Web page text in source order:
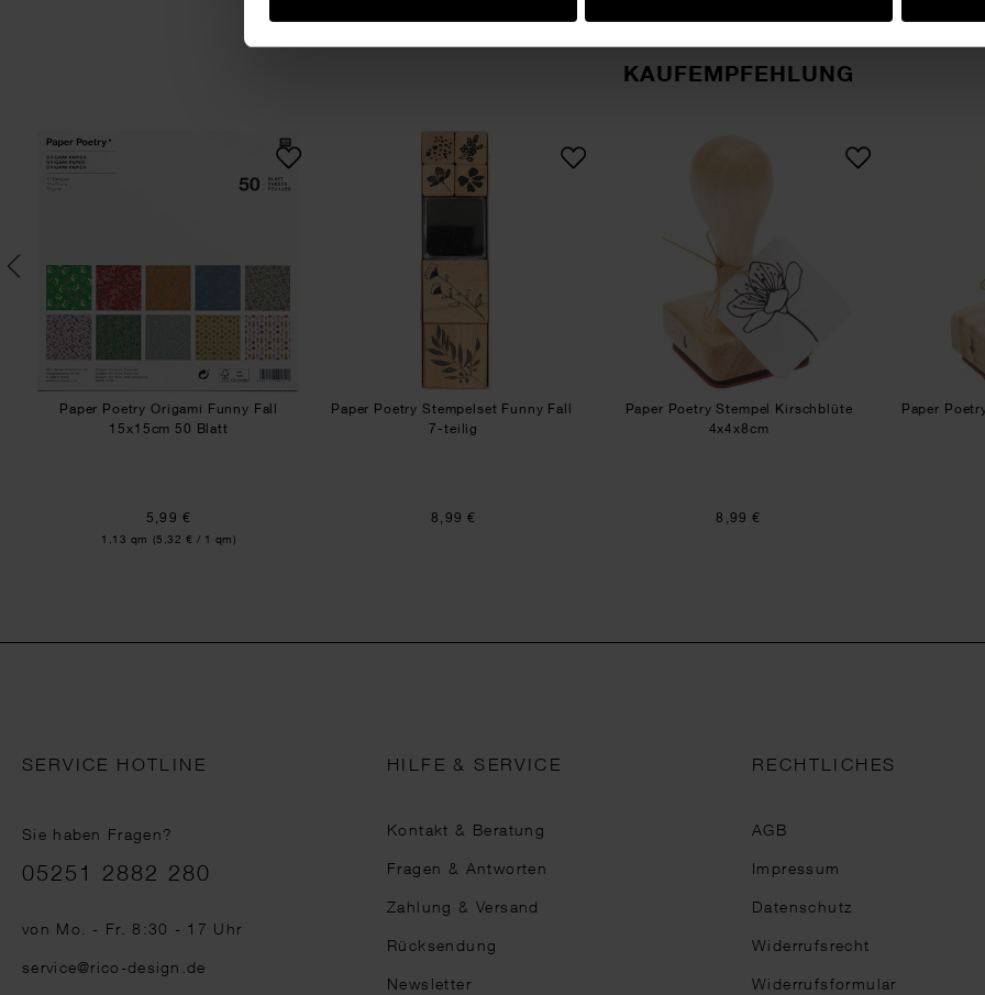
KAUFEMPFEHLUNG
Funny Fall Paper Poetry Origami Funny Fall 15x15cm 50 Blatt
Paper Poetry Origami Funny Fall
15x15cm 50 Blatt
5,99 €
Inhalt:
1,13 qm (5,32 € / 1 qm)
Paper Poetry Stempelset Funny Fall
Paper Poetry Stempelset Funny Fall
7-teilig
8,99 €
Paper Poetry Stempel Kirschblüte
4x4x8cm
8,99 €
Paper
SERVICE HOTLINE
Sie haben Fragen?
Telefonnummer
05251 2882 280
von Mo. - Fr. 8:30 - 17 Uhr
service@rico-design.de
HILFE & SERVICE
Kontakt & Beratung
Fragen & Antworten
Zahlung & Versand
Rücksendung
Newsletter
RECHTLICHES
AGB
Impressum
Datenschutz
Widerrufsrecht
Widerrufsformular